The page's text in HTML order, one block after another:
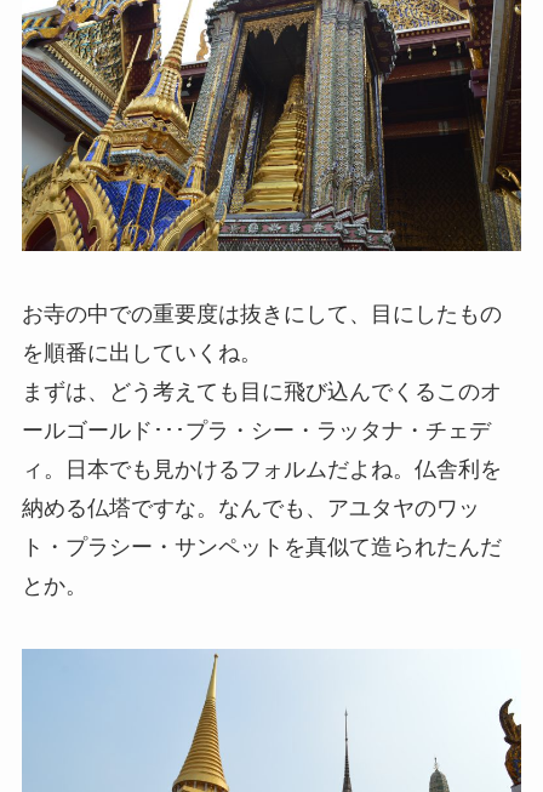
お寺の中での重要度は抜きにして、目にしたもの
を順番に出していくね。
まずは、どう考えても目に飛び込んでくるこのオ
ールゴールド･･･プラ・シー・ラッタナ・チェデ
ィ。日本でも見かけるフォルムだよね。仏舎利を
納める仏塔ですな。なんでも、アユタヤのワッ
ト・プラシー・サンペットを真似て造られたんだ
とか。